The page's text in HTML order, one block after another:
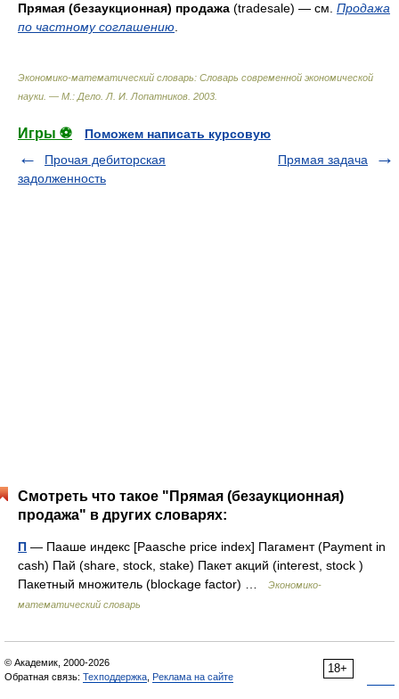
Прямая (безаукционная) продажа (tradesale) — см. Продажа
по частному соглашению
Экономико-математический словарь: Словарь современной экономической
науки. — М.: Дело Л. И. Лопатников 2003
Игры ⚽
Поможем написать курсовую
Прочая дебиторская
задолженность
Прямая задача
Смотреть что такое "Прямая (безаукционная)
продажа" в других словарях:
П — Пааше индекс [Paasche price index] Пагамент (Payment in
cash) Пай (share, stock, stake) Пакет акций (interest, stock )
Пакетный множитель (blockage factor) …
Экономико-
математический словарь
18+
© Академик, 2000-2026
Обратная связь: Техподдержка Реклама на сайте